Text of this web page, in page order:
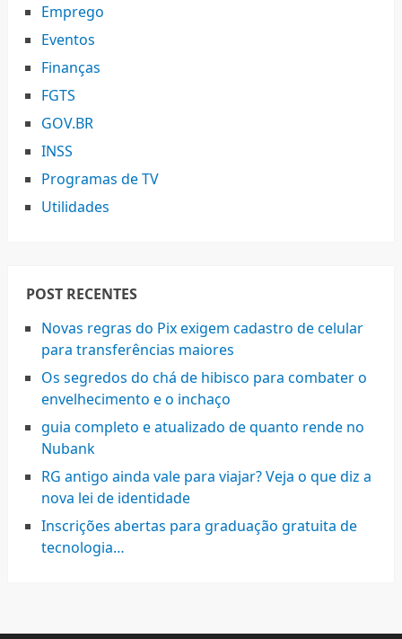
Emprego
Eventos
Finanças
FGTS
GOV.BR
INSS
Programas de TV
Utilidades
POST RECENTES
Novas regras do Pix exigem cadastro de celular
para transferências maiores
Os segredos do chá de hibisco para combater o
envelhecimento e o inchaço
guia completo e atualizado de quanto rende no
Nubank
RG antigo ainda vale para viajar? Veja o que diz a
nova lei de identidade
Inscrições abertas para graduação gratuita de
tecnologia…